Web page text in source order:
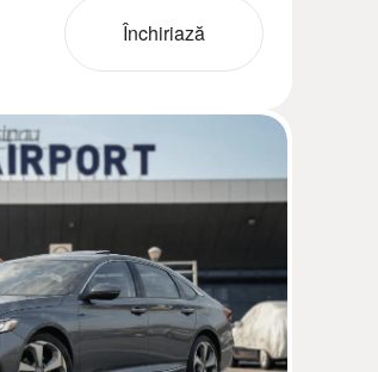
Închiriază